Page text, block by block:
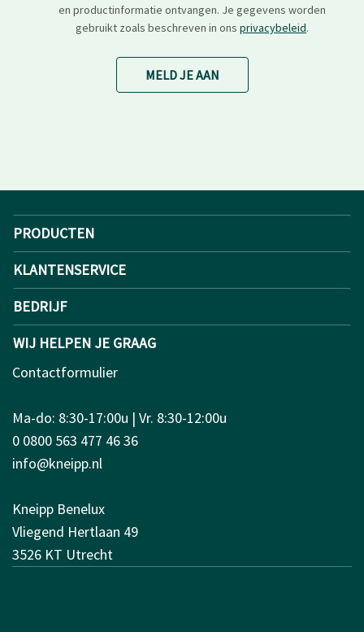
en productinformatie ontvangen. Je gegevens worden
gebruikt zoals beschreven in ons privacybeleid.
MELD JE AAN
PRODUCTEN
KLANTENSERVICE
BEDRIJF
WIJ HELPEN JE GRAAG
Contactformulier
Ma-do: 8:30-17:00u | Vr. 8:30-12:00u
0 0800 563 477 46 36
info@kneipp.nl
Kneipp Benelux
Vliegend Hertlaan 49
3526 KT Utrecht